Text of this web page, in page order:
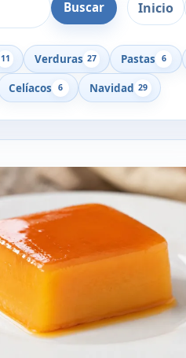
Buscar Inicio
11 Verduras 27 Pastas 6
Celíacos 6 Navidad 29